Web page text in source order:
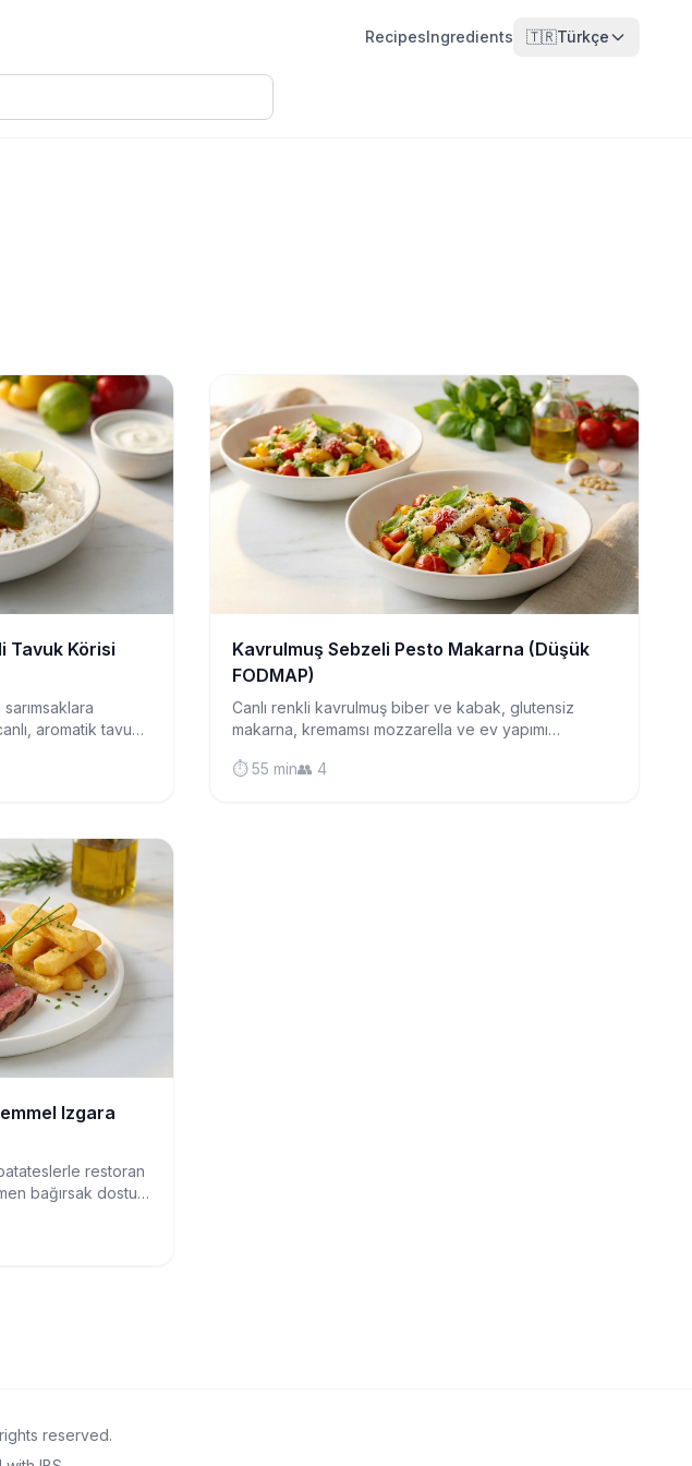
RecipesIngredients 🇹🇷Türkçe
Tavuk Körisi
aromatik tavuk
Kavrulmuş Sebzeli Pesto Makarna (Düşük
FODMAP)
Canlı renkli kavrulmuş biber ve kabak, glutensiz
makarna, kremamsı mozzarella ve ev yapımı
akşamları için doyurucu bir yemek.
⏱️ 55 min👥 4
Izgara
patateslerle restoran
bağırsak dostu
reserved.